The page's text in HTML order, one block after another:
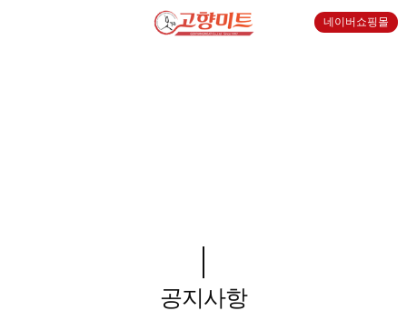
네이버쇼핑몰
공지사항